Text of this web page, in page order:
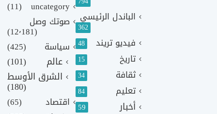
الباندل الرئيسي
362
فيديو تريند 48
تاريخ 15
ثقافة 34
تعليم 84
أخبار 59
uncategory
(11)
صوتك وصل
(12٬181)
سياسة
(425)
عالم
(101)
الشرق الأوسط
(180)
اقتصاد
(65)